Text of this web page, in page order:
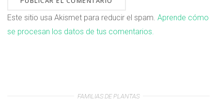
Este sitio usa Akismet para reducir el spam. Aprende cómo
se procesan los datos de tus comentarios.
FAMILIAS DE PLANTAS